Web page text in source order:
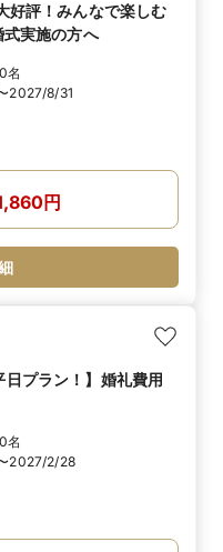
好評！みんなで楽しむ
実施の方へ
名
2027/8/31
円
日プラン！】婚礼費用
名
2027/2/28